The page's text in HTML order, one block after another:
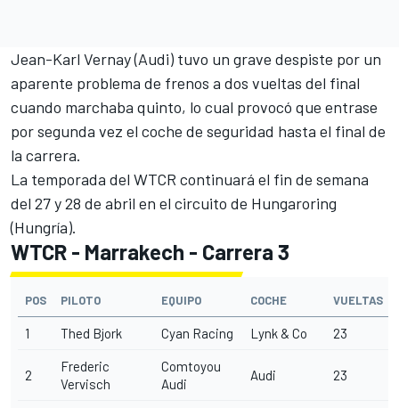
Jean-Karl Vernay (Audi) tuvo un grave despiste por un
aparente problema de frenos a dos vueltas del final
cuando marchaba quinto, lo cual provocó que entrase
por segunda vez el coche de seguridad hasta el final de
la carrera.
La temporada del WTCR continuará el fin de semana
del 27 y 28 de abril en el circuito de Hungaroring
(Hungría).
WTCR - Marrakech - Carrera 3
POS PILOTO EQUIPO COCHE VUELTAS
1 Thed Bjork Cyan Racing Lynk & Co 23
2
Frederic
Vervisch
Comtoyou
Audi
Audi 23